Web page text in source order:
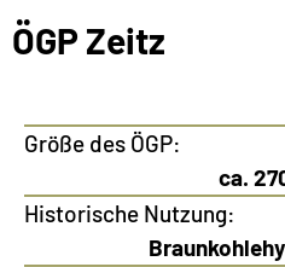
ÖGP Zeitz
Größe des ÖGP:
ca.
Historische Nutzung: